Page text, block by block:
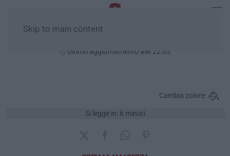
Skip to main content
Ultimo aggiornamento alle 22:35
Si legge in: 6 minuti
Cambia colore: